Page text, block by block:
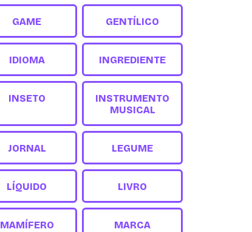
GAME GENTÍLICO
IDIOMA INGREDIENTE
INSETO
INSTRUMENTO
MUSICAL
JORNAL LEGUME
LÍQUIDO LIVRO
MAMÍFERO MARCA